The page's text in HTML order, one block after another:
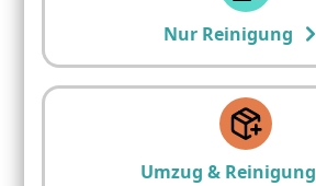
Nur Reinigung
Umzug & Reinigung